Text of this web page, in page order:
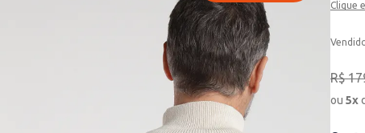
Clique
R$
ou5x